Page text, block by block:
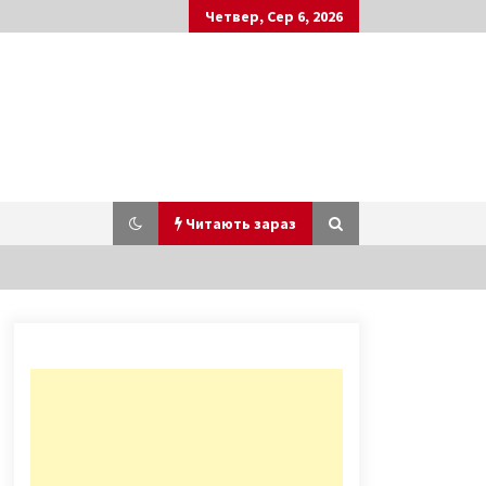
Четвер, Сер 6, 2026
Читають зараз